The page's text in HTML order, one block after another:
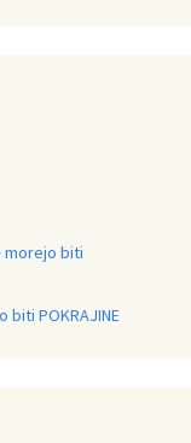
morejo biti
biti POKRAJINE